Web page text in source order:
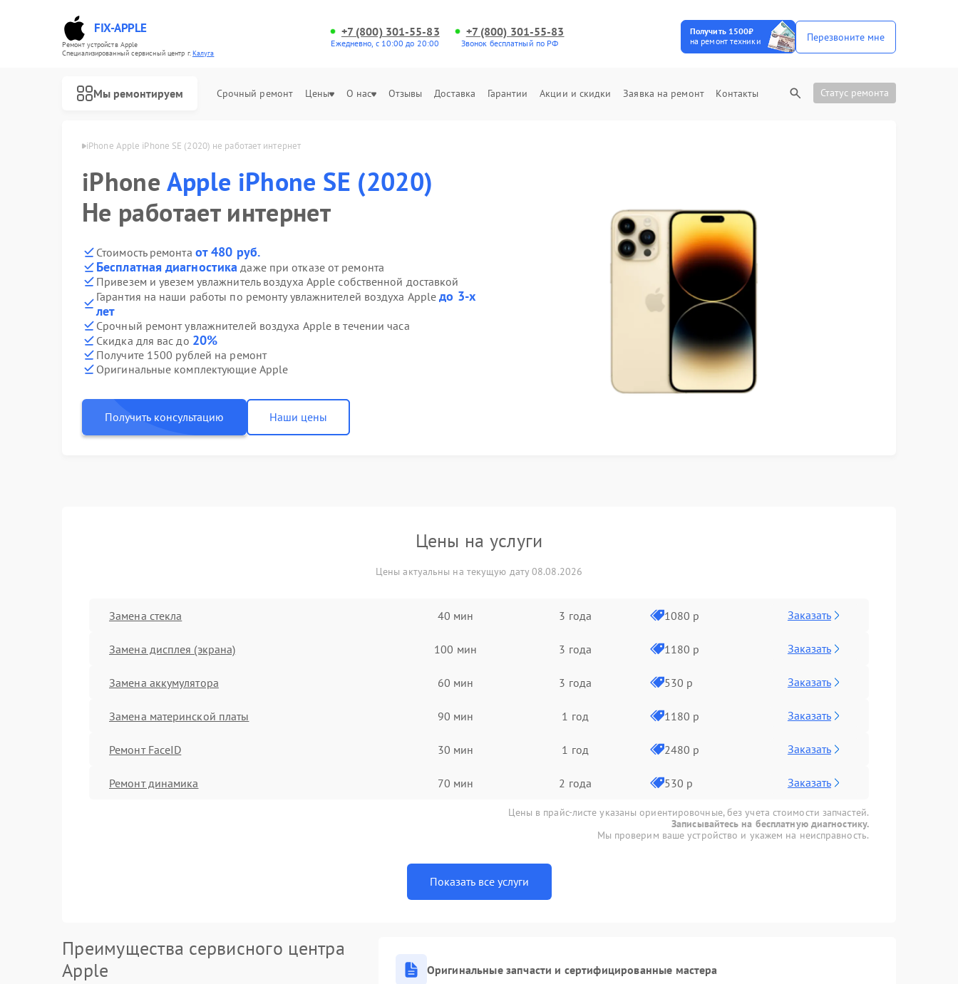
FIX-APPLE
Ремонт устройств Apple
Специализированный cервисный центр г.Калуга
+7 (800) 301-55-83
Ежедневно, с 10:00 до 20:00
+7 (800) 301-55-83
Звонок бесплатный по РФ
Получить 1500₽
на ремонт техники
Перезвоните мне
Мы ремонтируем Срочный ремонт Цены О нас Отзывы Доставка Гарантии Акции и скидки Заявка на ремонт Контакты Статус ремонта
SE (2020) в Калуге iPhone Apple iPhone SE (2020) не работает интернет
iPhone Apple iPhone SE (2020)
Не работает интернет
Стоимость ремонта от 480 руб.
Бесплатная диагностика даже при отказе от ремонта
Привезем и увезем увлажнитель воздуха Apple собственной доставкой
Гарантия на наши работы по ремонту увлажнителей воздуха Appleдо 3-х
лет
Срочный ремонт увлажнителей воздуха Apple в течении часа
Скидка для вас до 20%
Получите 1500 рублей на ремонт
Оригинальные комплектующие Apple
Получить консультацию Наши цены
Цены на услуги
Цены актуальны на текущую дату 08.08.2026
Замена стекла 40 мин 3 года 1080 р Заказать
Замена дисплея (экрана) 100 мин 3 года 1180 р Заказать
Замена аккумулятора 60 мин 3 года 530 р Заказать
Замена материнской платы 90 мин 1 год 1180 р Заказать
Ремонт FaceID 30 мин 1 год 2480 р Заказать
Ремонт динамика 70 мин 2 года 530 р Заказать
Цены в прайс-листе указаны ориентировочные, без учета стоимости запчастей.
Записывайтесь на бесплатную диагностику.
Мы проверим ваше устройство и укажем на неисправность.
Показать все услуги
Преимущества сервисного центра
Apple
Оригинальные запчасти и сертифицированные мастера